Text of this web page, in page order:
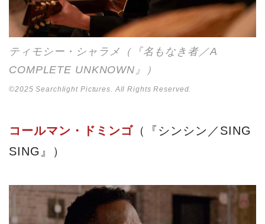
ティモシー・シャラメ（『名もなき者／A
COMPLETE UNKNOWN』）
©2025 Searchlight Pictures. All Rights Reserved.
コールマン・ドミンゴ（『シンシン／SING
SING』）